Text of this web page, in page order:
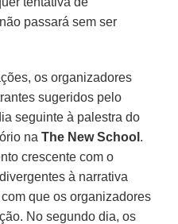
passará sem ser
os organizadores
sugeridos pelo
seguinte à palestra do
naThe New School .
crescente com o
à narrativa
que os organizadores
No segundo dia, os